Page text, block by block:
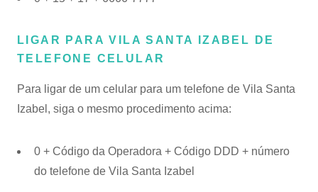
LIGAR PARA VILA SANTA IZABEL DE
TELEFONE CELULAR
Para ligar de um celular para um telefone de Vila Santa
Izabel, siga o mesmo procedimento acima:
0 + Código da Operadora + Código DDD + número
do telefone de Vila Santa Izabel